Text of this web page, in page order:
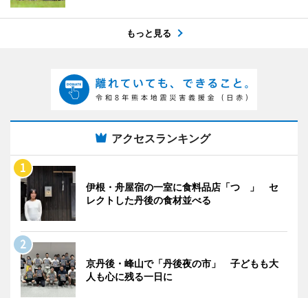
もっと見る
アクセスランキング
伊根・舟屋宿の一室に食料品店「つゝ」 セ
レクトした丹後の食材並べる
京丹後・峰山で「丹後夜の市」 子どもも大
人も心に残る一日に